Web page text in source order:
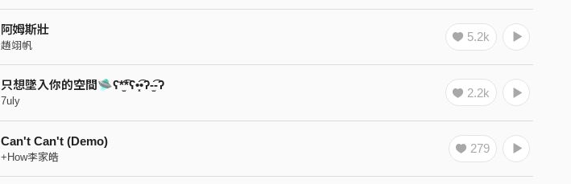
阿姆斯壯
趙翊帆
5.2k
只想墜入你的空間🛸ʕ*̫͡*ʕ•͓͡•ʔ-̫͡-ʔ
7uly
2.2k
Can't Can't (Demo)
+How李家皓
279